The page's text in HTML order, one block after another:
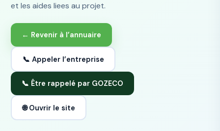
et les aides liees au projet.
← Revenir à l’annuaire
📞 Appeler l’entreprise
📞 Être rappelé par GOZECO
🌐 Ouvrir le site